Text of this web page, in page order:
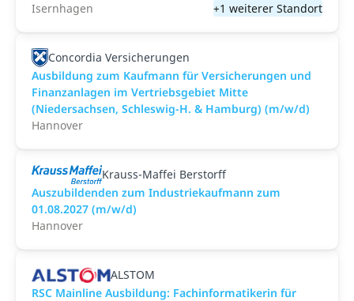
Isernhagen
+1 weiterer Standort
Concordia Versicherungen
Ausbildung zum Kaufmann für Versicherungen und
Finanzanlagen im Vertriebsgebiet Mitte
(Niedersachsen, Schleswig-H. & Hamburg) (m/w/d)
Hannover
Krauss-Maffei Berstorff
Auszubildenden zum Industriekaufmann zum
01.08.2027 (m/w/d)
Hannover
ALSTOM
RSC Mainline Ausbildung: Fachinformatikerin für